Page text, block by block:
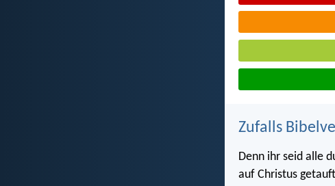
Zufalls
Denn ihr seid alle
auf Christus